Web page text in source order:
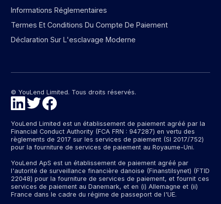
Informations Réglementaires
Termes Et Conditions Du Compte De Paiement
Déclaration Sur L'esclavage Moderne
© YouLend Limited. Tous droits réservés.
YouLend Limited est un établissement de paiement agréé par la
Financial Conduct Authority (FCA FRN : 947287) en vertu des
règlements de 2017 sur les services de paiement (SI 2017/752)
pour la fourniture de services de paiement au Royaume-Uni.
YouLend ApS est un établissement de paiement agréé par
l'autorité de surveillance financière danoise (Finanstilsynet) (FTID
22048) pour la fourniture de services de paiement, et fournit ces
services de paiement au Danemark, et en (i) Allemagne et (ii)
France dans le cadre du régime de passeport de l'UE.